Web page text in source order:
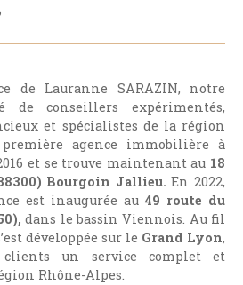
de Lauranne SARAZIN, notre
de conseillers expérimentés,
et spécialistes de la région
agence immobilière à
et se trouve maintenant au 18
Bourgoin Jallieu.En 2022,
est inaugurée au 49 route du
dans le bassin Viennois. Au fil
développée sur le Grand Lyon,
un service complet et
Rhône-Alpes.